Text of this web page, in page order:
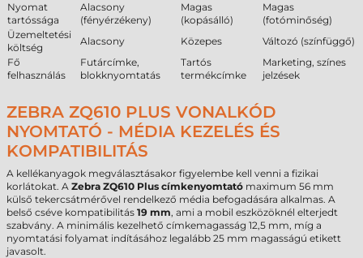
Nyomat
tartóssága
Alacsony
(fényérzékeny)
Magas
(kopásálló)
Magas
(fotóminőség)
Üzemeltetési
költség
Alacsony Közepes
Változó (színfüggő)
Fő
felhasználás
Futárcímke,
blokknyomtatás
Tartós
termékcímke
Marketing, színes
jelzések
ZEBRA ZQ610 PLUS VONALKÓD
NYOMTATÓ - MÉDIA KEZELÉS ÉS
KOMPATIBILITÁS
A kellékanyagok megválasztásakor figyelembe kell venni a fizikai
korlátokat. A Zebra ZQ610 Plus címkenyomtató maximum 56 mm
külső tekercsátmérővel rendelkező média befogadására alkalmas. A
belső cséve kompatibilitás 19 mm, ami a mobil eszközöknél elterjedt
szabvány. A minimális kezelhető címkemagasság 12,5 mm, míg a
nyomtatási folyamat indításához legalább 25 mm magasságú etikett
javasolt.